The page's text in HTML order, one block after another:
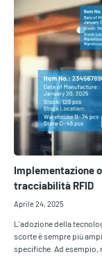
Implementazione
tracciabilità RFID
Aprile 24, 2025
L'adozione della
scorte è sempre più
specifiche. Ad esempio,